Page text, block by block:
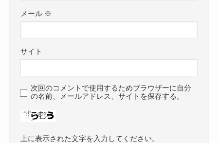
メール ※
サイト
次回のコメントで使用するためブラウザーに自分
の名前、メールアドレス、サイトを保存する。
上に表示された文字を入力してください。